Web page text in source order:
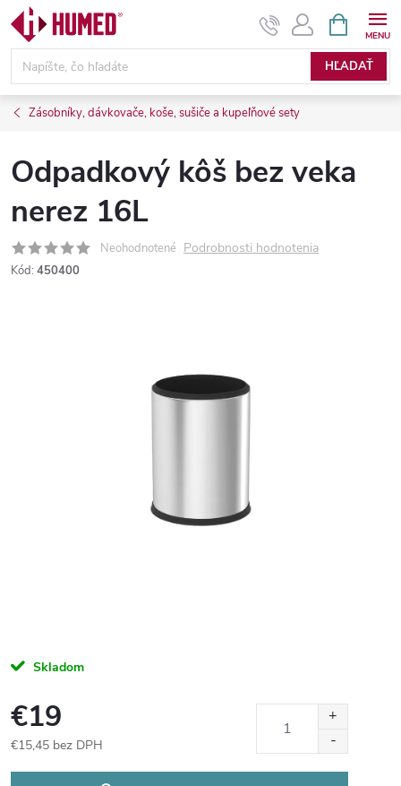
Prejsť
obsah
HĽADAŤ
KOŠÍK
Zásobníky, dávkovače, koše, sušiče a kupeľňové sety
Odpadkový kôš bez veka
nerez 16L
Neohodnotené Podrobnosti hodnotenia
Kód: 450400
Skladom
€19
€15,45 bez DPH